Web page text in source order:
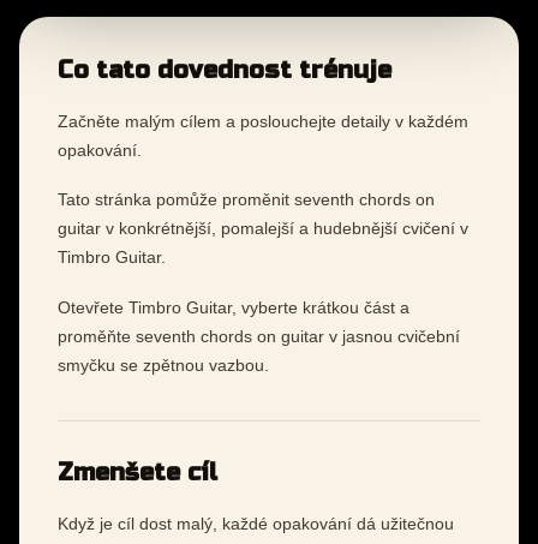
Co tato dovednost trénuje
Začněte malým cílem a poslouchejte detaily v každém
opakování.
Tato stránka pomůže proměnit seventh chords on
guitar v konkrétnější, pomalejší a hudebnější cvičení v
Timbro Guitar.
Otevřete Timbro Guitar, vyberte krátkou část a
proměňte seventh chords on guitar v jasnou cvičební
smyčku se zpětnou vazbou.
Zmenšete cíl
Když je cíl dost malý, každé opakování dá užitečnou